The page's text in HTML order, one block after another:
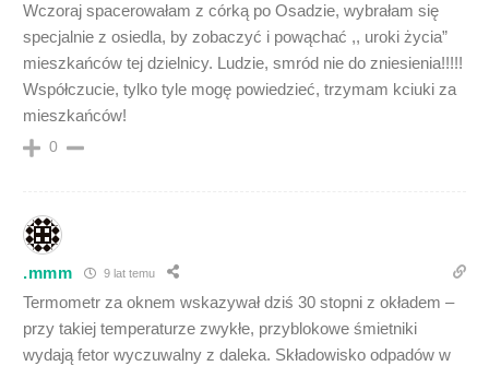
Wczoraj spacerowałam z córką po Osadzie, wybrałam się
specjalnie z osiedla, by zobaczyć i powąchać ,, uroki życia”
mieszkańców tej dzielnicy. Ludzie, smród nie do zniesienia!!!!!
Współczucie, tylko tyle mogę powiedzieć, trzymam kciuki za
mieszkańców!
0
.mmm 9 lat temu
Termometr za oknem wskazywał dziś 30 stopni z okładem –
przy takiej temperaturze zwykłe, przyblokowe śmietniki
wydają fetor wyczuwalny z daleka. Składowisko odpadów w